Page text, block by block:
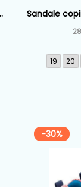
Sandale
19 20
-30%